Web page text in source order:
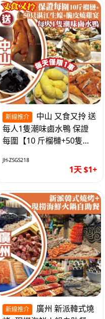
新線推介
每人1隻潮味鹵水鴨 保證
每圍【10 斤榴槤+50隻湛
1天
JH-ZSGS218
1天 $1+
新線推介